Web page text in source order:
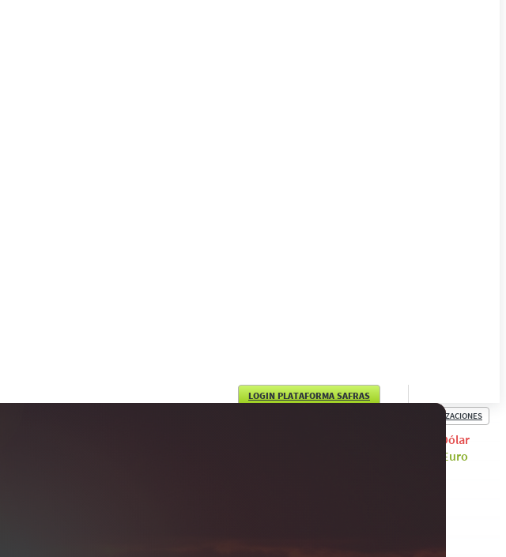
LOGIN PLATAFORMA SAFRAS
COTIZACIONES
Dólar
Euro